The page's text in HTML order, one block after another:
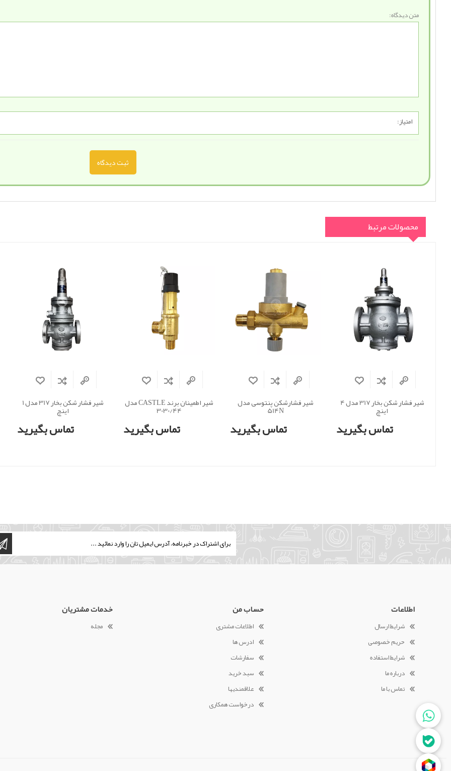
متن دیدگاه:
امتیاز:
ثبت دیدگاه
محصولات مرتبط
شیر فشار شکن بخار 317 مدل 4
اینچ
تماس بگیرید
شیر فشارشکن پنتوسی مدل
514N
تماس بگیرید
شیر اطمینان برند CASTLE مدل
3030/44
تماس بگیرید
شیر فشار شکن بخار 317 مدل 1
اینچ
تماس بگیرید
اطلاعات
شرایط ارسال
حریم خصوصی
شرایط استفاده
درباره ما
تماس با ما
حساب من
اطلاعات مشتری
ادرس ها
سفارشات
سبد خرید
علاقمندیها
درخواست همکاری
خدمات مشتریان
مجله